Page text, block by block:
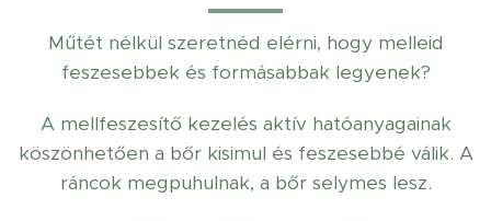
Műtét nélkül szeretnéd elérni, hogy melleid
feszesebbek és formásabbak legyenek?
A mellfeszesítő kezelés aktív hatóanyagainak
köszönhetően a bőr kisimul és feszesebbé válik. A
ráncok megpuhulnak, a bőr selymes lesz.